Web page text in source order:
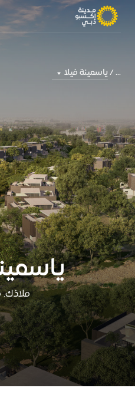
... ياسمينة فيلا​
ملاذك.